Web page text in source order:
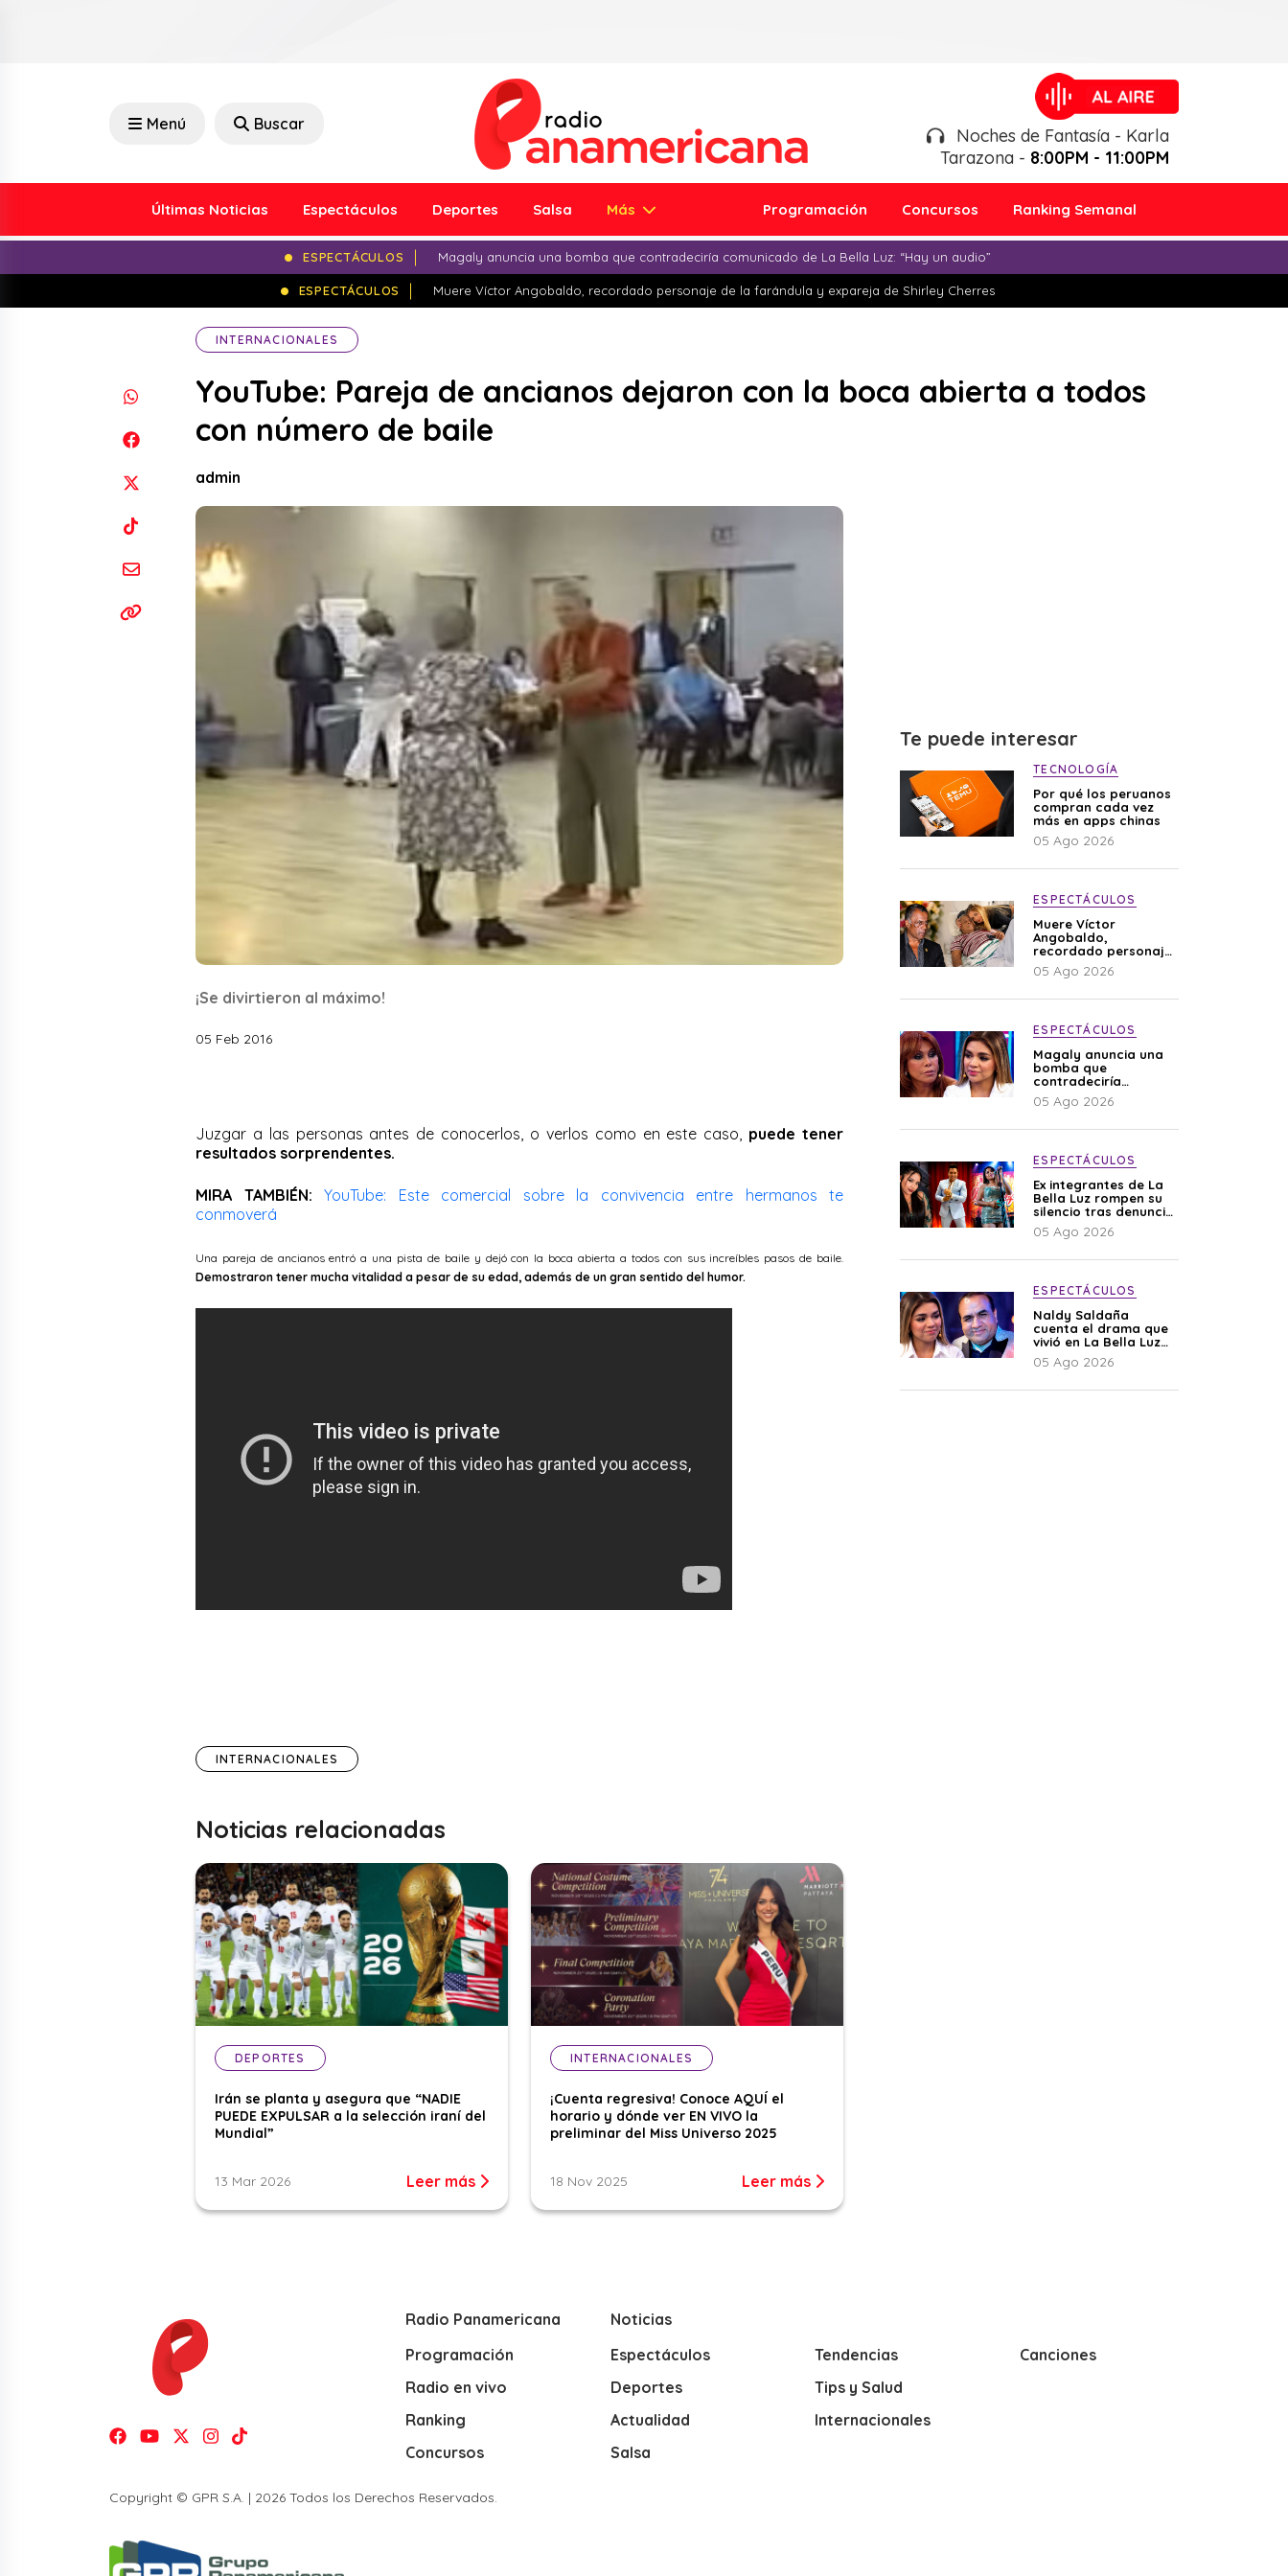
Menú Buscar
Noches de Fantasía - Karla
Tarazona - 8:00PM - 11:00PM
Últimas Noticias Espectáculos Deportes Salsa Más Programación Concursos Ranking Semanal
ESPECTÁCULOS Magaly anuncia una bomba que contradeciría comunicado de La Bella Luz: “Hay un audio”
ESPECTÁCULOS Muere Víctor Angobaldo, recordado personaje de la farándula y expareja de Shirley Cherres
INTERNACIONALES
YouTube: Pareja de ancianos dejaron con la boca abierta a todos
con número de baile
admin
¡Se divirtieron al máximo!
05 Feb 2016
Juzgar a las personas antes de conocerlos, o verlos como en este caso, puede tener
resultados sorprendentes.
MIRA TAMBIÉN:
YouTube: Este comercial sobre la convivencia entre hermanos te
conmoverá
Una pareja de ancianos entró a una pista de baile y dejó con la boca abierta a todos con sus increíbles pasos de baile.
Demostraron tener mucha vitalidad a pesar de su edad, además de un gran sentido del humor.
INTERNACIONALES
Noticias relacionadas
DEPORTES
Irán se planta y asegura que “NADIE
PUEDE EXPULSAR a la selección iraní del
Mundial”
13 Mar 2026 Leer más
INTERNACIONALES
¡Cuenta regresiva! Conoce AQUÍ el
horario y dónde ver EN VIVO la
preliminar del Miss Universo 2025
18 Nov 2025 Leer más
Te puede interesar
TECNOLOGÍA
Por qué los peruanos
compran cada vez
más en apps chinas
05 Ago 2026
ESPECTÁCULOS
Muere Víctor
Angobaldo,
recordado personaje
de la farándula y
expareja de Shirley
05 Ago 2026
ESPECTÁCULOS
Magaly anuncia una
bomba que
contradeciría
comunicado de La
Bella Luz: “Hay un
05 Ago 2026
ESPECTÁCULOS
Ex integrantes de La
Bella Luz rompen su
silencio tras denuncia
de Naldy: “Todo el
mundo lo sabía”
05 Ago 2026
ESPECTÁCULOS
Naldy Saldaña
cuenta el drama que
vivió en La Bella Luz
tras denuncia al
director musical: “No
05 Ago 2026
Radio Panamericana
Programación
Radio en vivo
Ranking
Concursos
Noticias
Espectáculos
Deportes
Actualidad
Salsa
Tendencias
Tips y Salud
Internacionales
Canciones
Copyright © GPR S.A. | 2026 Todos los Derechos Reservados.